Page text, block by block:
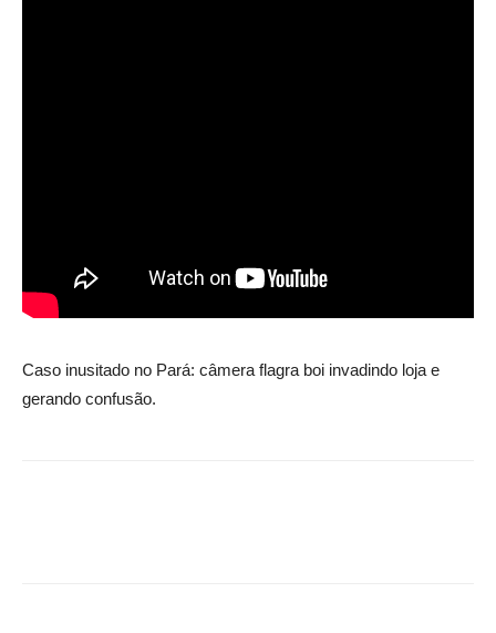
Caso inusitado no Pará: câmera flagra boi invadindo loja e
gerando confusão.